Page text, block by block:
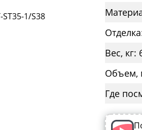
Вес, кг:
Объем,
Где